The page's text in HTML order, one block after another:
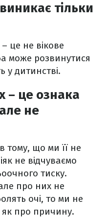
тільки
це не вікове
може розвинутися
у дитинстві.
– це ознака
не
тому, що ми її не
не відчуваємо
тиску.
про них не
очі, то ми не
про причину.